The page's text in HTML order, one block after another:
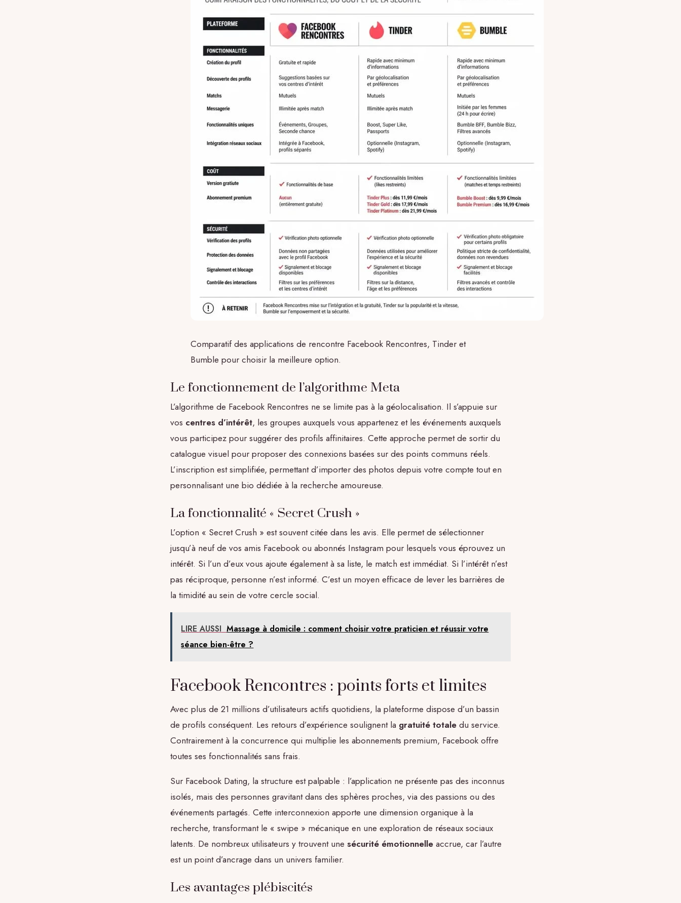
Comparatif des applications de rencontre Facebook Rencontres, Tinder et
Bumble pour choisir la meilleure option.
Le fonctionnement de l’algorithme Meta
L’algorithme de Facebook Rencontres ne se limite pas à la géolocalisation. Il s’appuie sur
vos centres d’intérêt, les groupes auxquels vous appartenez et les événements auxquels
vous participez pour suggérer des profils affinitaires. Cette approche permet de sortir du
catalogue visuel pour proposer des connexions basées sur des points communs réels.
L’inscription est simplifiée, permettant d’importer des photos depuis votre compte tout en
personnalisant une bio dédiée à la recherche amoureuse.
La fonctionnalité « Secret Crush »
L’option « Secret Crush » est souvent citée dans les avis. Elle permet de sélectionner
jusqu’à neuf de vos amis Facebook ou abonnés Instagram pour lesquels vous éprouvez un
intérêt. Si l’un d’eux vous ajoute également à sa liste, le match est immédiat. Si l’intérêt n’est
pas réciproque, personne n’est informé. C’est un moyen efficace de lever les barrières de
la timidité au sein de votre cercle social.
LIRE AUSSI Massage à domicile : comment choisir votre praticien et réussir votre
séance bien-être ?
Facebook Rencontres : points forts et limites
Avec plus de 21 millions d’utilisateurs actifs quotidiens, la plateforme dispose d’un bassin
de profils conséquent. Les retours d’expérience soulignent la gratuité totale du service.
Contrairement à la concurrence qui multiplie les abonnements premium, Facebook offre
toutes ses fonctionnalités sans frais.
Sur Facebook Dating, la structure est palpable : l’application ne présente pas des inconnus
isolés, mais des personnes gravitant dans des sphères proches, via des passions ou des
événements partagés. Cette interconnexion apporte une dimension organique à la
recherche, transformant le « swipe » mécanique en une exploration de réseaux sociaux
latents. De nombreux utilisateurs y trouvent une sécurité émotionnelle accrue, car l’autre
est un point d’ancrage dans un univers familier.
Les avantages plébiscités